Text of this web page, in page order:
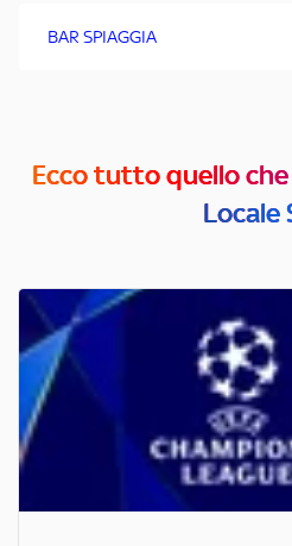
BAR SPIAGGIA
Ecco tutto quello
Locale